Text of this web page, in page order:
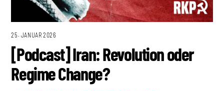
25. JANUAR 2026
[Podcast] Iran: Revolution oder
Regime Change?